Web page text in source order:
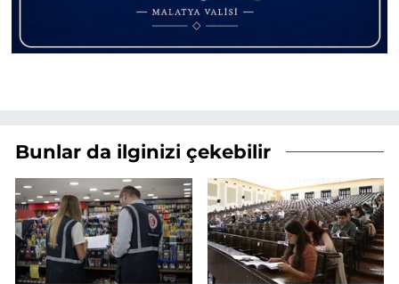
Bunlar da ilginizi çekebilir